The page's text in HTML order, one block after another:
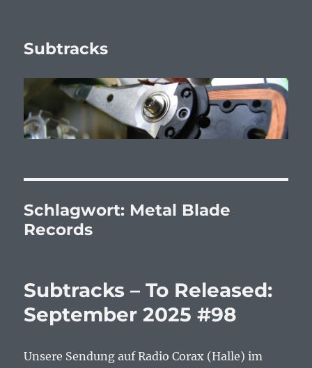
Subtracks
Schlagwort: Metal Blade
Records
Subtracks – To Released:
September 2025 #98
Unsere Sendung auf Radio Corax (Halle) im